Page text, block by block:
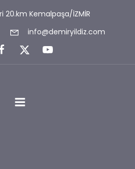
20.km Kemalpaşa/İZMİR
info@demiryildiz.com